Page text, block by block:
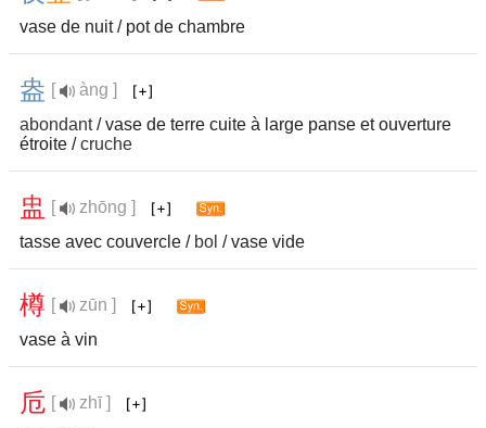
vase de nuit / pot de chambre
盎 [
àng ]
abondant/ vase de terre cuite à large panse et ouverture
étroite /cruche
盅 [
zhōng ]
tasse avec couvercle / bol / vase vide
樽 [
zūn ]
vase à vin
卮 [
zhī ]